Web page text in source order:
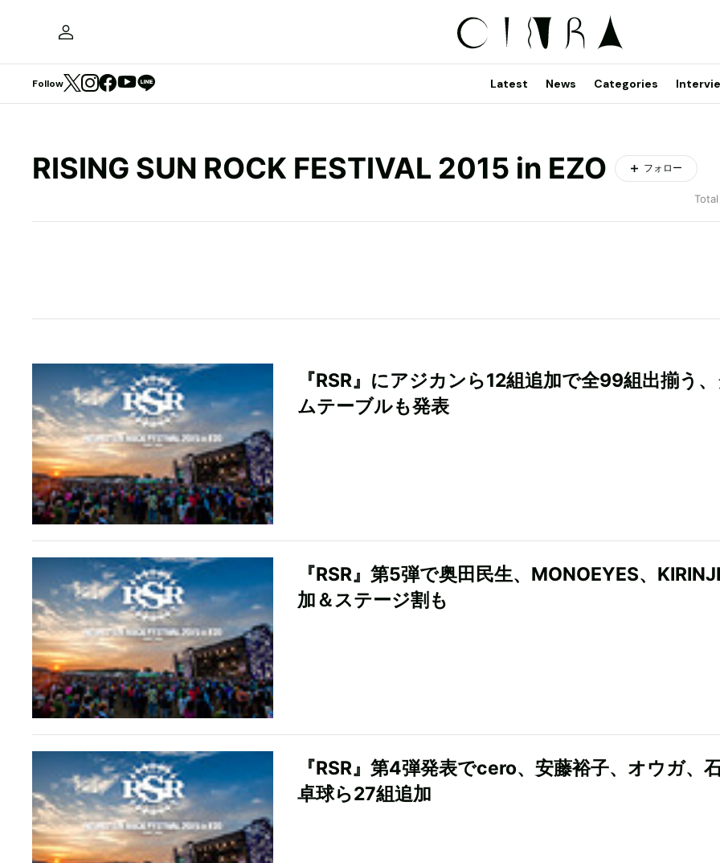
Follow Latest News Categories
RISING SUN ROCK FESTIVAL 2015 in EZO フォロー
『RSR』にアジカンら12組追加で全99組出揃う
ムテーブルも発表
『RSR』第5弾で奥田民生、MONOEYES、
加＆ステージ割も
『RSR』第4弾発表でcero、安藤裕子、オウガ、
卓球ら27組追加